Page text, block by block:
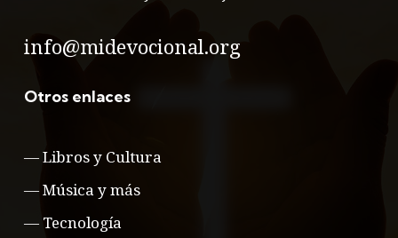
info@midevocional.org
Otros enlaces
—Libros y Cultura
—Música y más
— Tecnología